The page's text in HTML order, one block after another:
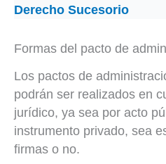
Derecho Sucesorio
Formas del pacto de
Los pactos de
podrán ser realizados en
jurídico, ya sea por acto
instrumento privado, sea
firmas o no.